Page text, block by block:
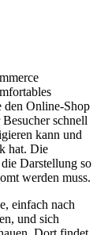
den Online-Shop
schnell
kann und
hat. Die
Darstellung so
werden muss.
einfach nach
und sich